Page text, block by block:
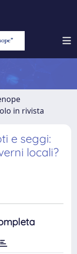
in rivista
e seggi:
locali?